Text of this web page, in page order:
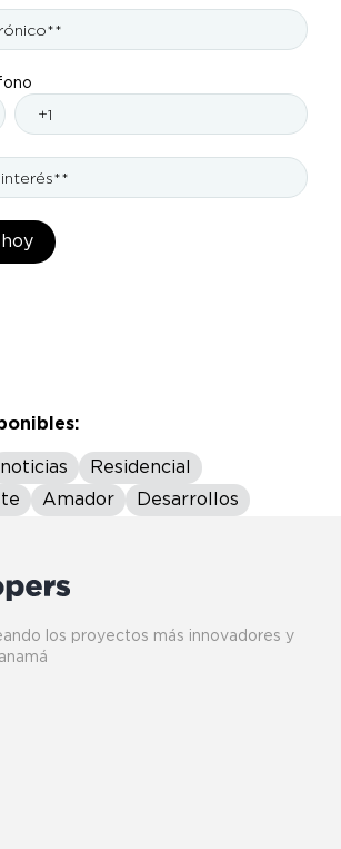
noticias
Residencial
Amador Desarrollos
los proyectos más innovadores y